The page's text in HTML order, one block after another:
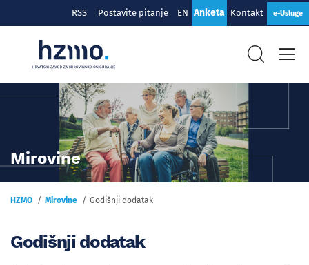
RSS Postavite pitanje EN Anketa Kontakt e-Usluge
Mirovine
HZMO Mirovine Godišnji dodatak
Godišnji dodatak